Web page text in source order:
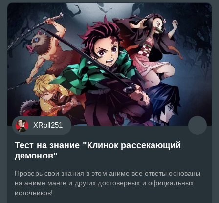
XRoll251
Тест на знание "Клинок рассекающий
демонов"
Проверь свои знания в этом аниме все ответы основаны
на аниме манге и других достоверных и официальных
источников!